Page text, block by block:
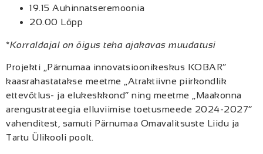
19.15 Auhinnatseremoonia
20.00 Lõpp
*Korraldajal on õigus teha ajakavas muudatusi
Projekti „Pärnumaa innovatsioonikeskus KOBAR”
kaasrahastatakse meetme „Atraktiivne piirkondlik
ettevõtlus- ja elukeskkond” ning meetme „Maakonna
arengustrateegia elluviimise toetusmeede 2024-2027”
vahenditest, samuti Pärnumaa Omavalitsuste Liidu ja
Tartu Ülikooli poolt.